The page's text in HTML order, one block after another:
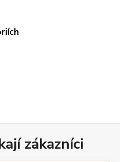
zákazníci